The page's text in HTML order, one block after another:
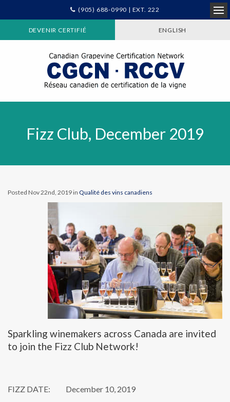
(905) 688-0990 | EXT. 222
DEVENIR CERTIFIÉ ENGLISH
Fizz Club, December 2019
Posted Nov 22nd, 2019 in Qualité des vins canadiens
Sparkling winemakers across Canada are invited
to join the Fizz Club Network!
FIZZ DATE: December 10, 2019